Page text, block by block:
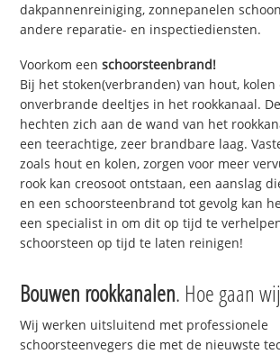
dakpannenreiniging, zonnepanelen
andere reparatie- en inspectiediensten.
Voorkom eenschoorsteenbrand!
Bij het stoken(verbranden) van hout, kolen
onverbrande deeltjes in het rookkanaal.
hechten zich aan de wand van het
een teerachtige, zeer brandbare laag.
zoals hout en kolen, zorgen voor meer
rook kan creosoot ontstaan, een aanslag
en een schoorsteenbrand tot gevolg kan
een specialist in om dit op tijd te
schoorsteen op tijd te laten reinigen!
Bouwen rookkanalen. Hoe gaan
Wij werken uitsluitend met professionele
schoorsteenvegers die met de nieuwste